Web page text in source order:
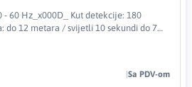
- 60 Hz_x000D_ Kut detekcije: 180
do 12 metara / svijetli 10 sekundi do 7
W_x000D_ Certifikati: CE, FCC,
Sa PDV-om